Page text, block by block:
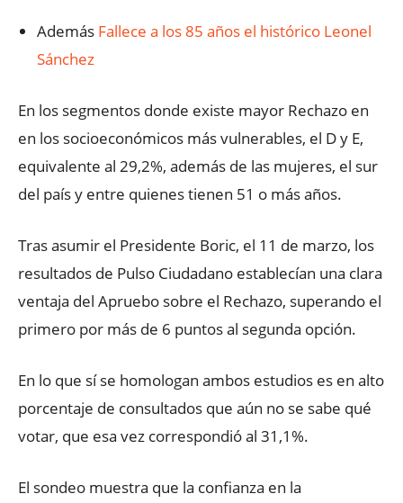
Además Fallece a los 85 años el histórico Leonel
Sánchez
En los segmentos donde existe mayor Rechazo en
en los socioeconómicos más vulnerables, el D y E,
equivalente al 29,2%, además de las mujeres, el sur
del país y entre quienes tienen 51 o más años.
Tras asumir el Presidente Boric, el 11 de marzo, los
resultados de Pulso Ciudadano establecían una clara
ventaja del Apruebo sobre el Rechazo, superando el
primero por más de 6 puntos al segunda opción.
En lo que sí se homologan ambos estudios es en alto
porcentaje de consultados que aún no se sabe qué
votar, que esa vez correspondió al 31,1%.
El sondeo muestra que la confianza en la